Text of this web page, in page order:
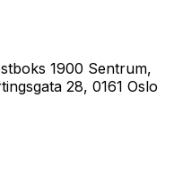
1900 Sentrum,
28, 0161 Oslo